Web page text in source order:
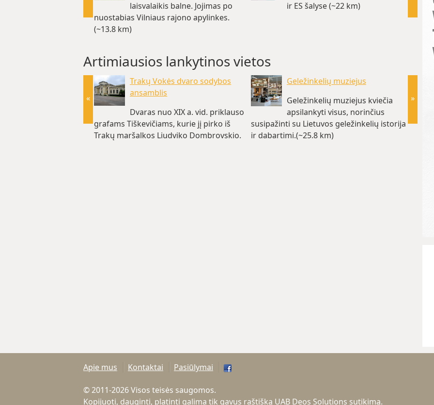
laisvalaikis balne. Jojimas po
nuostabias Vilniaus rajono apylinkes.
(~13.8 km)
ir ES šalyse (~22 km)
Artimiausios lankytinos vietos
Trakų Vokės dvaro sodybos
ansamblis
Dvaras nuo XIX a. vid. priklauso
grafams Tiškevičiams, kurie jį pirko iš
Trakų maršalkos Liudviko Dombrovskio.
Geležinkelių muziejus
Geležinkelių muziejus kviečia
apsilankyti visus, norinčius
susipažinti su Lietuvos geležinkelių istorija
ir dabartimi.(~25.8 km)
su
»
«
Apie mus Kontaktai Pasiūlymai
© 2011-2026 Visos teisės saugomos.
Kopijuoti, dauginti, platinti galima tik gavus raštišką UAB Deos Solutions sutikimą.